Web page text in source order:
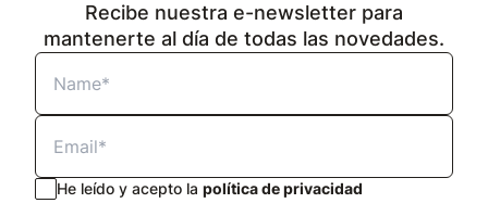
Recibe nuestra e-newsletter para
mantenerte al día de todas las novedades.
He leído y acepto la política de privacidad